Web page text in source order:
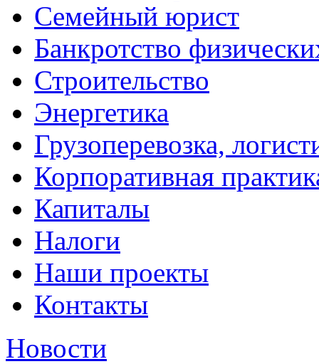
Семейный юрист
Банкротство
Строительство
Энергетика
Грузоперевозка,
Корпоративная
Капиталы
Налоги
Наши проекты
Контакты
Новости